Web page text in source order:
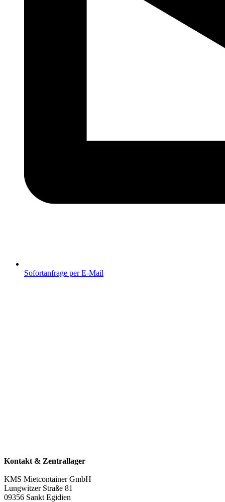
Sofortanfrage per E-Mail
Kontakt & Zentrallager
KMS Mietcontainer GmbH
Lungwitzer Straße 81
09356 Sankt Egidien